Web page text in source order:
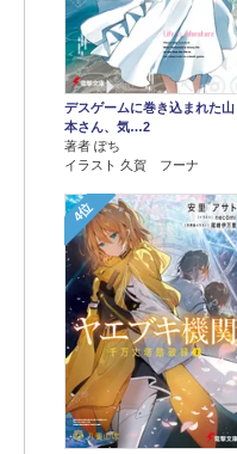
デスゲームに巻き込まれた山
本さん、気…2
著者 ぽち
イラスト 久賀 フーナ
4位